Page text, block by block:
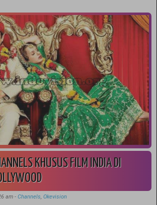
KHUSUS FILM INDIA DI
am- Channels,Okevision